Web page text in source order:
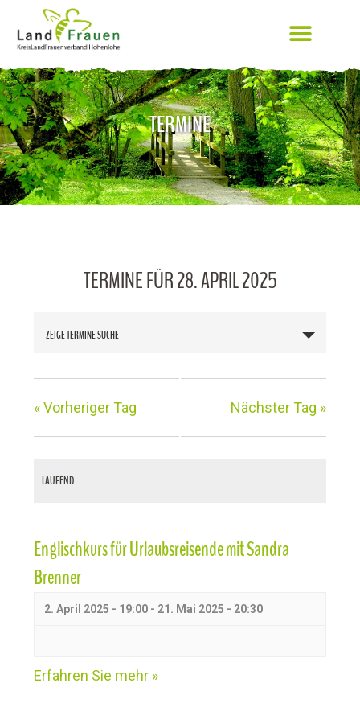
TERMINE
TERMINE FÜR 28. APRIL 2025
m
S
h
ZEIGE TERMINE SUCHE
«Vorheriger Tag Nächster Tag »
LAUFEND
Englischkurs für Urlaubsreisende mit Sandra
Brenner
2. April 2025 - 19:00 - 21. Mai 2025 - 20:30
Erfahren Sie mehr »